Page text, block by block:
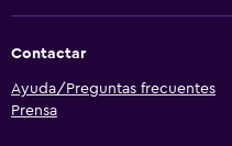
Contactar
Ayuda/Preguntas frecuentes
Prensa